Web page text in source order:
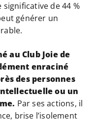
de 44 %
générer un
au Club Joie de
enraciné
des personnes
ou un
Par ses actions, il
brise l’isolement